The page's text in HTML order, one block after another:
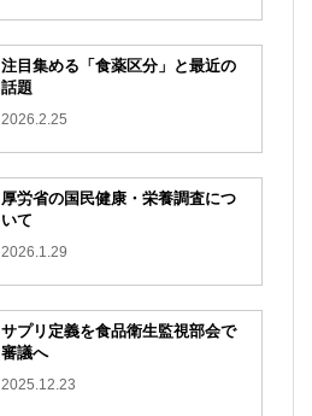
注目集める「食薬区分」と最近の
話題
2026.2.25
厚労省の国民健康・栄養調査につ
いて
2026.1.29
サプリ定義を食品衛生監視部会で
審議へ
2025.12.23